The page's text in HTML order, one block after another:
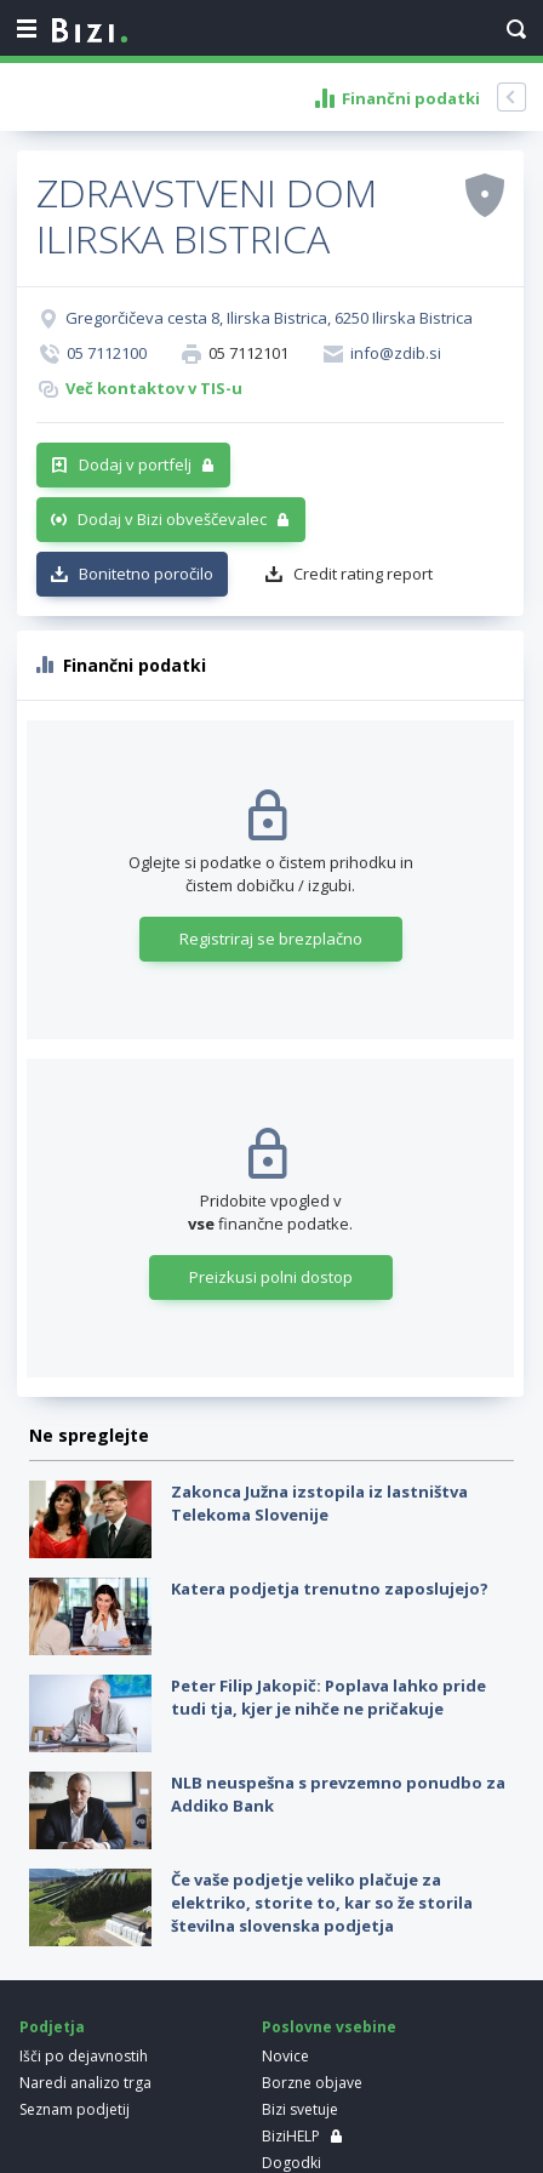
Finančni podatki
ZDRAVSTVENI DOM
ILIRSKA BISTRICA
Gregorčičeva cesta 8, Ilirska Bistrica, 6250 Ilirska Bistrica
05 7112100
05 7112101
info@zdib.si
Več kontaktov v TIS-u
Dodaj v portfelj
Dodaj v Bizi obveščevalec
Bonitetno poročilo Credit rating report
Finančni podatki
Oglejte si podatke o čistem prihodku in
čistem dobičku / izgubi.
Registriraj se brezplačno
Pridobite vpogled v
vsefinančne podatke.
Preizkusi polni dostop
Ne spreglejte
Zakonca Južna izstopila iz lastništva
Telekoma Slovenije
Katera podjetja trenutno zaposlujejo?
Peter Filip Jakopič: Poplava lahko pride
tudi tja, kjer je nihče ne pričakuje
NLB neuspešna s prevzemno ponudbo za
Addiko Bank
Če vaše podjetje veliko plačuje za
elektriko, storite to, kar so že storila
številna slovenska podjetja
Podjetja
Išči po dejavnostih
Naredi analizo trga
Seznam podjetij
Poslovne vsebine
Novice
Borzne objave
Bizi svetuje
BiziHELP
Dogodki